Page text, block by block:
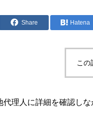
実用新案
Share Hatena
この
代理人に詳細を確認し